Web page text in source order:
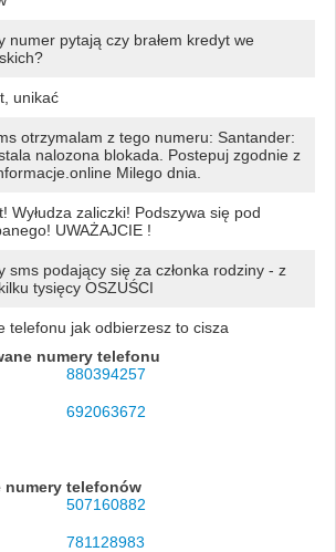
numer pytają czy brałem kredyt we
unikać
otrzymalam z tego numeru: Santander:
nalozona blokada. Postepuj zgodnie z
Milego dnia.
Wyłudza zaliczki! Podszywa się pod
UWAŻAJCIE !
sms podający się za członka rodziny - z
tysięcy OSZUŚCI
telefonu jak odbierzesz to cisza
numery telefonu
880394257
692063672
telefonów
507160882
781128983